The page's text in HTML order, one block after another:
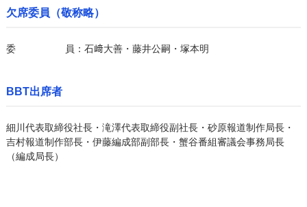
欠席委員（敬称略）
委員 ：石﨑大善・藤井公嗣・塚本明
BBT出席者
細川代表取締役社長・滝澤代表取締役副社長・砂原報道制作局長・
吉村報道制作部長・伊藤編成部副部長・蟹谷番組審議会事務局長
（編成局長）